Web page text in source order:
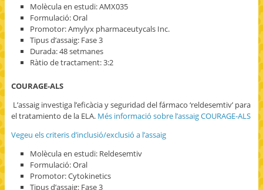
Molècula en estudi: AMX035
Formulació: Oral
Promotor: Amylyx pharmaceutycals Inc.
Tipus d’assaig: Fase 3
Durada: 48 setmanes
Ràtio de tractament: 3:2
COURAGE-ALS
L’assaig investiga l’eficàcia y seguridad del fármaco ‘reldesemtiv’ para
el tratamiento de la ELA.Més informació sobre l’assaig COURAGE-ALS
Vegeu els criteris d’inclusió/exclusió a l’assaig
Molècula en estudi: Reldesemtiv
Formulació: Oral
Promotor: Cytokinetics
Tipus d’assaig: Fase 3